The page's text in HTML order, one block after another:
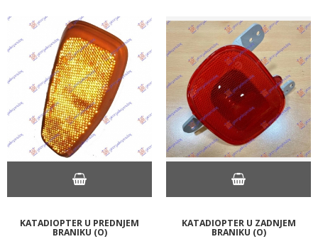
KATADIOPTER U PREDNJEM
BRANIKU (O)
KATADIOPTER U ZADNJEM
BRANIKU (O)